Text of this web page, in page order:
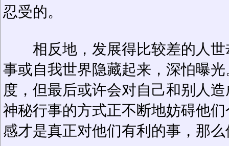
忍受的。
相反地，发展得比较差的人世
事或自我世界隐藏起来，深怕曝
度，但最后或许会对自己和别人
神秘行事的方式正不断地妨碍他
感才是真正对他们有利的事，那